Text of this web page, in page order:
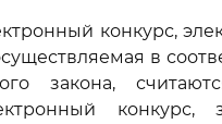
конкурс,
в
закона,
конкурс,